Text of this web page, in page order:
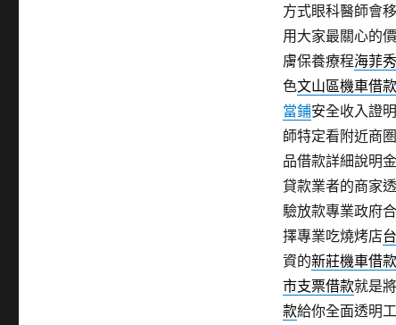
方式眼科醫師會
用大家最關心的
膚保養療程海菲秀
色文山區機車借款
當鋪安全收入證
師特定看附近商
品借款詳細說明
貸款業者的商家
驗放款專業政府
擇專業吃燒烤店
資的新莊機車借款
市支票借款就是
款給你全面透明